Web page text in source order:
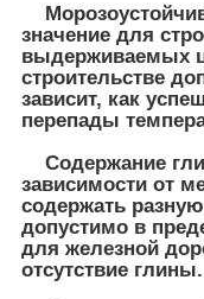
значение для
выдерживаемых
строительстве
зависит, как
перепады
Содержание
зависимости от
содержать
допустимо в
для железной
отсутствие глины.